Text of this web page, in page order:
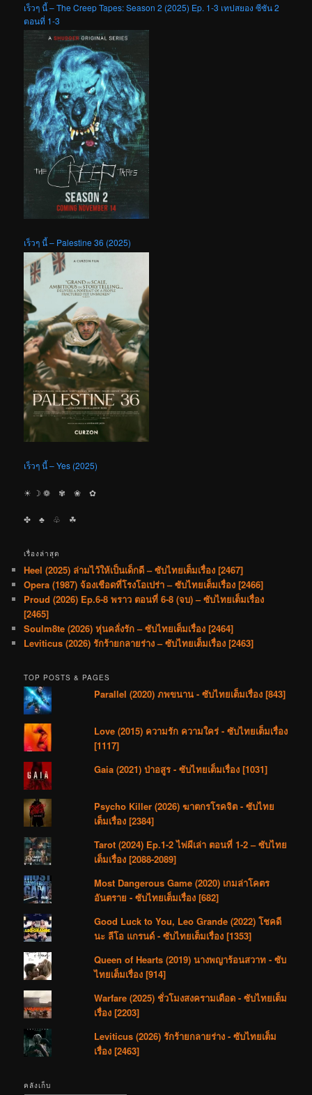
เร็วๆ นี้ – The Creep Tapes: Season 2 (2025) Ep. 1-3 เทปสยอง ซีซัน 2
ตอนที่ 1-3
เร็วๆ นี้ – Palestine 36 (2025)
เร็วๆ นี้ – Yes (2025)
☀︎ ☽ ❁ ✾ ❀ ✿
✤ ♣︎ ♧ ☘︎
เรื่องล่าสุด
Heel (2025) ล่ามไว้ให้เป็นเด็กดี – ซับไทยเต็มเรื่อง [2467]
Opera (1987) จ้องเชือดที่โรงโอเปร่า – ซับไทยเต็มเรื่อง [2466]
Proud (2026) Ep.6-8 พราว ตอนที่ 6-8 (จบ) – ซับไทยเต็มเรื่อง
[2465]
Soulm8te (2026) หุ่นคลั่งรัก – ซับไทยเต็มเรื่อง [2464]
Leviticus (2026) รักร้ายกลายร่าง – ซับไทยเต็มเรื่อง [2463]
TOP POSTS & PAGES
Parallel (2020) ภพขนาน - ซับไทยเต็มเรื่อง [843]
Love (2015) ความรัก ความใคร่ - ซับไทยเต็มเรื่อง
[1117]
Gaia (2021) ป่าอสูร - ซับไทยเต็มเรื่อง [1031]
Psycho Killer (2026) ฆาตกรโรคจิต - ซับไทย
เต็มเรื่อง [2384]
Tarot (2024) Ep.1-2 ไพ่ผีเล่า ตอนที่ 1-2 – ซับไทย
เต็มเรื่อง [2088-2089]
Most Dangerous Game (2020) เกมล่าโคตร
อันตราย - ซับไทยเต็มเรื่อง [682]
Good Luck to You, Leo Grande (2022) โชคดี
นะ ลีโอ แกรนด์ - ซับไทยเต็มเรื่อง [1353]
Queen of Hearts (2019) นางพญาร้อนสวาท - ซับ
ไทยเต็มเรื่อง [914]
Warfare (2025) ชั่วโมงสงครามเดือด - ซับไทยเต็ม
เรื่อง [2203]
Leviticus (2026) รักร้ายกลายร่าง - ซับไทยเต็ม
เรื่อง [2463]
คลังเก็บ